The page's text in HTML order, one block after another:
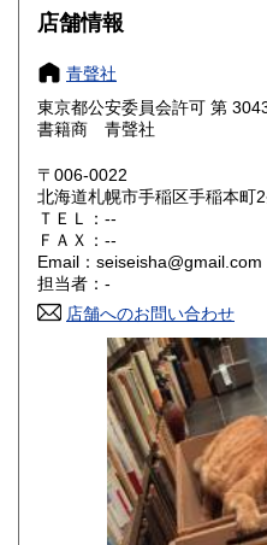
大阪府
奈良県
鳥取県 200円
岡山県
山口県
香川県
高知県 200円
200円
200円
200円
200円
店舗情報
青聲社
東京都公安委員会許可 第
書籍商 青聲社
〒006-0022
北海道札幌市手稲区手稲本町
ＴＥＬ：--
ＦＡＸ：--
Email：seiseisha@gmail.com
担当者：-
店舗へのお問い合わせ